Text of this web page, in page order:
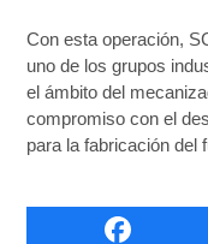
Con esta operación,
uno de los grupos
el ámbito del
compromiso con el
para la fabricación del